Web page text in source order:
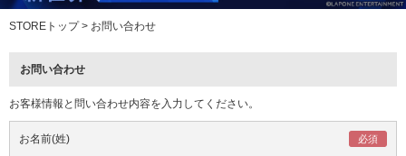
STOREトップ> お問い合わせ
お問い合わせ
お客様情報と問い合わせ内容を入力してください。
お名前(姓)